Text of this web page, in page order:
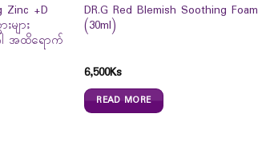
Zinc +D
ျား
ါ အထိရောက်
DR.G Red Blemish Soothing Foam
(30ml)
6,500Ks
READ MORE